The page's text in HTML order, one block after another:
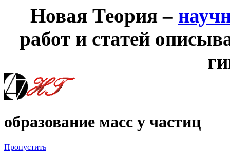
Новая Теория –
работ и статей
образование масс у частиц
Пропустить